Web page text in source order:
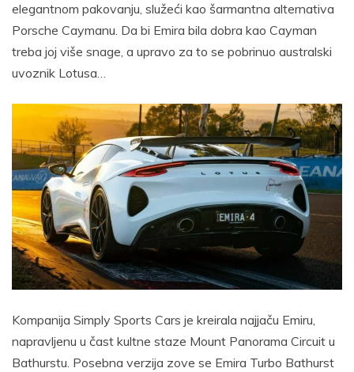
elegantnom pakovanju, služeći kao šarmantna alternativa
Porsche Caymanu. Da bi Emira bila dobra kao Cayman
treba joj više snage, a upravo za to se pobrinuo australski
uvoznik Lotusa…
Kompanija Simply Sports Cars je kreirala najjaču Emiru,
napravljenu u čast kultne staze Mount Panorama Circuit u
Bathurstu. Posebna verzija zove se Emira Turbo Bathurst